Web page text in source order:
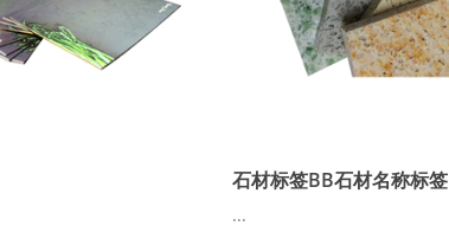
石材标签BB石材名称标签
...